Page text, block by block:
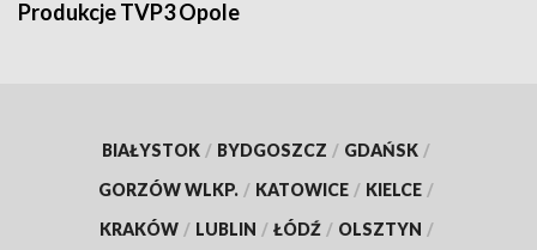
Produkcje TVP3 Opole
BIAŁYSTOK / BYDGOSZCZ / GDAŃSK /
GORZÓW WLKP. / KATOWICE / KIELCE /
KRAKÓW / LUBLIN / ŁÓDŹ / OLSZTYN /